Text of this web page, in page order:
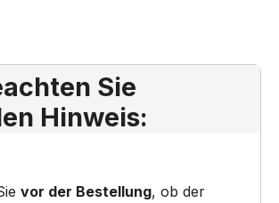
Sie
Hinweis:
vor der Bestellung, ob der